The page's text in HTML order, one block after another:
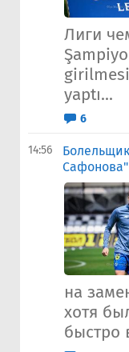
Лиги
yaptı...
6
14:56
Сафонова"
на
хотя
быстро